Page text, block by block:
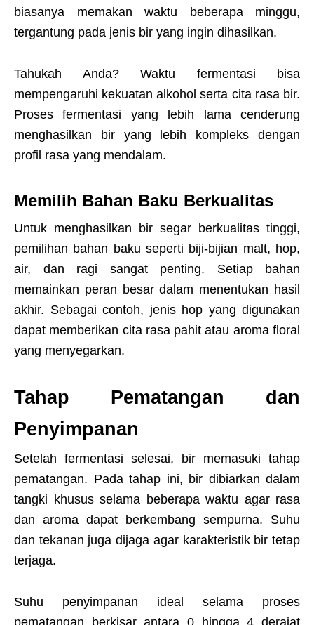
biasanya memakan waktu beberapa minggu,
tergantung pada jenis bir yang ingin dihasilkan.
Tahukah Anda? Waktu fermentasi bisa
mempengaruhi kekuatan alkohol serta cita rasa bir.
Proses fermentasi yang lebih lama cenderung
menghasilkan bir yang lebih kompleks dengan
profil rasa yang mendalam.
Memilih Bahan Baku Berkualitas
Untuk menghasilkan bir segar berkualitas tinggi,
pemilihan bahan baku seperti biji-bijian malt, hop,
air, dan ragi sangat penting. Setiap bahan
memainkan peran besar dalam menentukan hasil
akhir. Sebagai contoh, jenis hop yang digunakan
dapat memberikan cita rasa pahit atau aroma floral
yang menyegarkan.
Tahap Pematangan dan
Penyimpanan
Setelah fermentasi selesai, bir memasuki tahap
pematangan. Pada tahap ini, bir dibiarkan dalam
tangki khusus selama beberapa waktu agar rasa
dan aroma dapat berkembang sempurna. Suhu
dan tekanan juga dijaga agar karakteristik bir tetap
terjaga.
Suhu penyimpanan ideal selama proses
pematangan berkisar antara 0 hingga 4 derajat